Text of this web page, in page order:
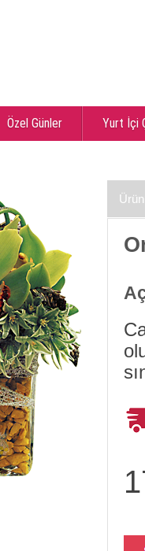
Özel Günler Yurt İçi